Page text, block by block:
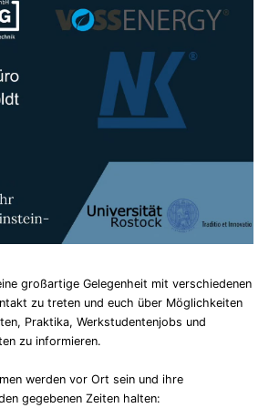
großartige Gelegenheit mit verschiedenen
zu treten und euch über Möglichkeiten
Praktika, Werkstudentenjobs und
zu informieren.
werden vor Ort sein und ihre
gegebenen Zeiten halten: